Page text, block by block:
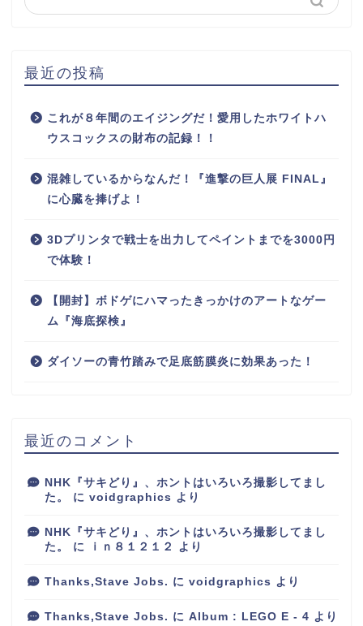
最近の投稿
これが８年間のエイジングだ！愛用したホワイトハ
ウスコックスの財布の記録！！
混雑しているからなんだ！『進撃の巨人展 FINAL』
に心臓を捧げよ！
3Dプリンタで戦士を出力してペイントまでを3000円
で体験！
【開封】ボドゲにハマったきっかけのアートなゲー
ム『海底探検』
ダイソーの青竹踏みで足底筋膜炎に効果あった！
最近のコメント
NHK『サキどり』、ホントはいろいろ撮影してまし
た。
に voidgraphics より
NHK『サキどり』、ホントはいろいろ撮影してまし
た。
に ｉｎ８１２１２ より
Thanks,Stave Jobs. に voidgraphics より
Thanks,Stave Jobs. に Album : LEGO E - 4 より